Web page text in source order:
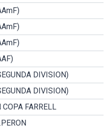
DIVISION)
DIVISION)
FARRELL